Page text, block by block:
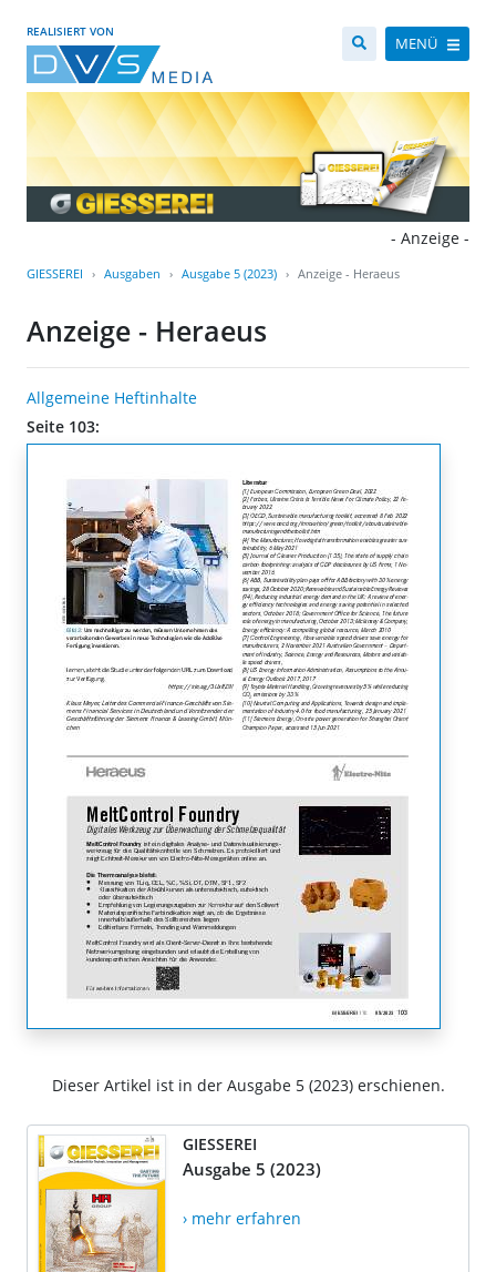
REALISIERT VON
MENÜ
- Anzeige -
GIESSEREI Ausgaben Ausgabe 5 (2023) Anzeige - Heraeus
Anzeige - Heraeus
Allgemeine Heftinhalte
Seite 103:
Dieser Artikel ist in der Ausgabe 5 (2023) erschienen.
GIESSEREI
Ausgabe 5 (2023)
› mehr erfahren